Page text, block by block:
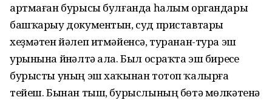
артмаған бурысы булғанда һалым органдары
башҡарыу документын, суд приставтары
хеҙмәтен йәлеп итмәйенсә, туранан-тура эш
урынына йүнәлтә ала. Был осраҡта эш биреүсе
бурысты уның эш хаҡынан тотоп ҡалырға
тейеш. Бынан тыш, бурыслының бөтә мөлкәтенә